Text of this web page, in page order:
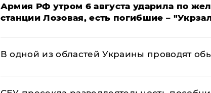
Армия РФ утром 6 августа ударила по
станции Лозовая, есть погибшие –
В одной из областей Украины проводят